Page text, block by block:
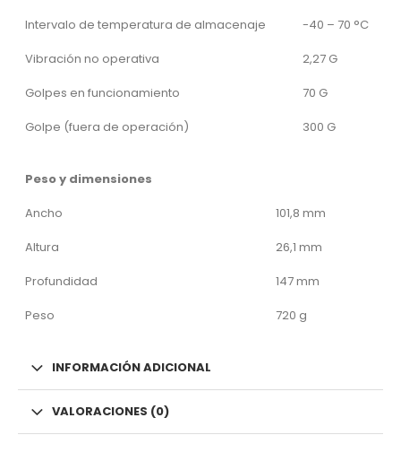
Intervalo de temperatura de almacenaje
-40 – 70 °C
Vibración no operativa
2,27 G
Golpes en funcionamiento
70 G
Golpe (fuera de operación)
300 G
Peso y dimensiones
Ancho
101,8 mm
Altura
26,1 mm
Profundidad
147 mm
Peso
720 g
INFORMACIÓN ADICIONAL
VALORACIONES (0)